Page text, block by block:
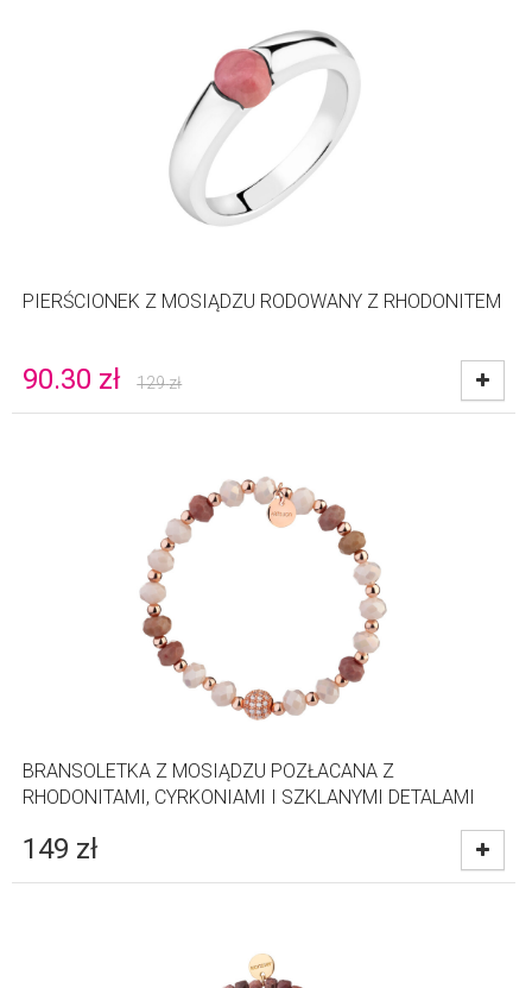
PIERŚCIONEK Z MOSIĄDZU RODOWANY Z RHODONITEM
90.30 zł 129zł
BRANSOLETKA Z MOSIĄDZU POZŁACANA Z
RHODONITAMI, CYRKONIAMI I SZKLANYMI DETALAMI
149 zł